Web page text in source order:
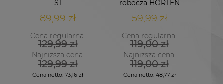
S1
89,99 zł
Cena regularna:
129,99 zł
Najniższa cena:
129,99 zł
Cena netto: 73,16 zł
robocza HORTEN
59,99 zł
Cena regularna:
119,00 zł
Najniższa cena:
119,00 zł
Cena netto: 48,77 zł